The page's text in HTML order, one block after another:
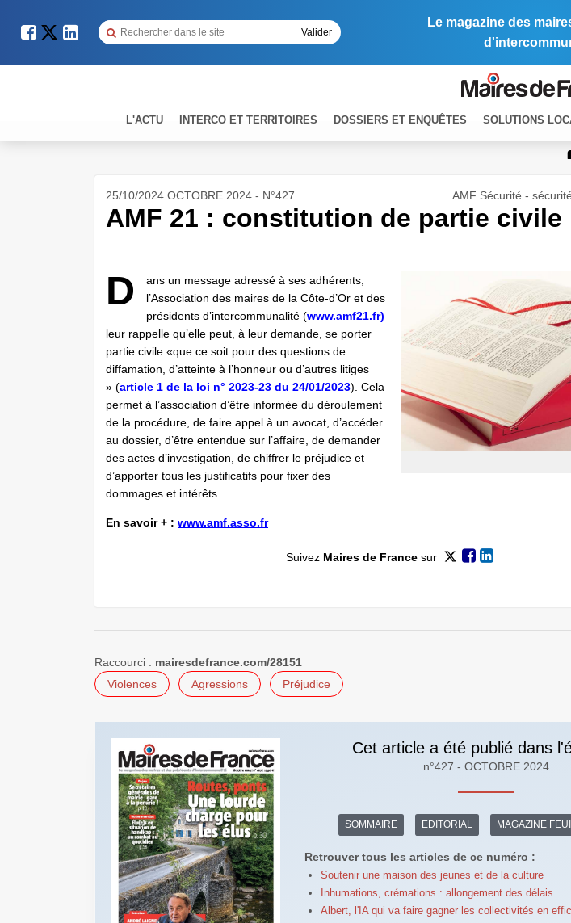
Le magazine des
L'ACTU INTERCO ET TERRITOIRES DOSSIERS ET ENQUÊTES SOLUTIONS
25/10/2024 OCTOBRE 2024 - N°427 AMF Sécurité -
AMF 21 : constitution de partie civile
D
ans un message adressé à ses adhérents,
l’Association des maires de la Côte-d’Or et des
présidents d’intercommunalité (www.amf21.fr)
leur rappelle qu’elle peut, à leur demande, se porter
partie civile «que ce soit pour des questions de
diffamation, d’atteinte à l’honneur ou d’autres litiges
» (article 1 de la loi n° 2023-23 du 24/01/2023). Cela
permet à l’association d’être informée du déroulement
de la procédure, de faire appel à un avocat, d’accéder
au dossier, d’être entendue sur l’affaire, de demander
des actes d’investigation, de chiffrer le préjudice et
d’apporter tous les justificatifs pour fixer des
dommages et intérêts.
En savoir + : www.amf.asso.fr
Suivez Maires de Francesur
Raccourci : mairesdefrance.com/28151
Violences
Agressions Préjudice
Cet article a été publié dans
n°427 - OCTOBRE 2024
SOMMAIRE EDITORIAL MAGAZINE
Retrouver tous les articles de ce numéro :
Soutenir une maison des jeunes et de la culture
Inhumations, crémations : allongement des délais
Albert, l'IA qui va faire gagner les collectivités en